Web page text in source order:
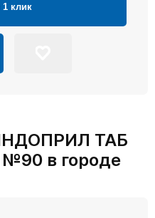
1 клик
ТАБ
в городе